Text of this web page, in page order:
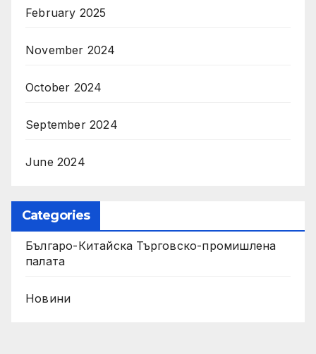
February 2025
November 2024
October 2024
September 2024
June 2024
Categories
Българо-Китайска Търговско-промишлена
палaта
Новини